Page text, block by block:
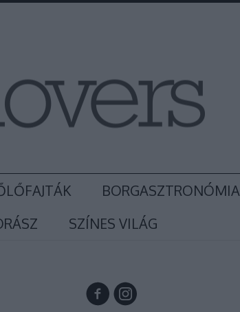
BORGASZTRONÓMIA
SZÍNES VILÁG